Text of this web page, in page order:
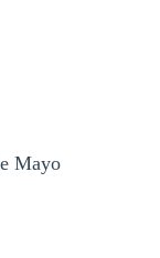
Mayo